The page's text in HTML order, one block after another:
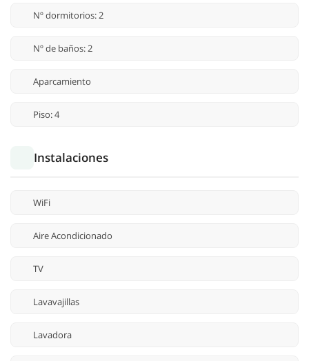
Nº dormitorios: 2
Nº de baños: 2
Aparcamiento
Piso: 4
Instalaciones
WiFi
Aire Acondicionado
TV
Lavavajillas
Lavadora